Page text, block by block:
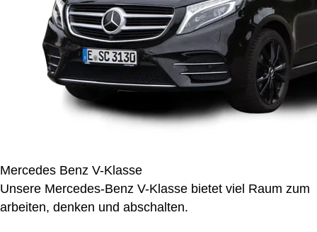
Mercedes Benz V-Klasse
Unsere Mercedes-Benz V-Klasse bietet viel Raum zum
arbeiten, denken und abschalten.